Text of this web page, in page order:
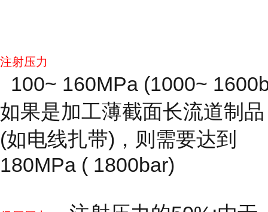
注射压力
100~ 160MPa (1000~
如果是加工薄截面长流道制品
(如电线扎带)，则需要达到
180MPa ( 1800bar)